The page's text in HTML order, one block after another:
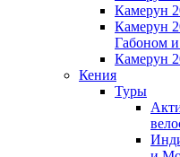
Камерун
Камерун
Габоном
Камерун
Кения
Туры